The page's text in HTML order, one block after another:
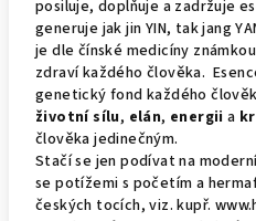
posiluje, doplňuje a zadržuje
generuje jak jin YIN, tak jang
je dle čínské medicíny známkou
zdraví každého člověka.
genetický fond každého
životní sílu, elán, energii a
člověka jedinečným.
Stačí se jen podívat na
se potížemi s početím a
českých tocích, viz. kupř.